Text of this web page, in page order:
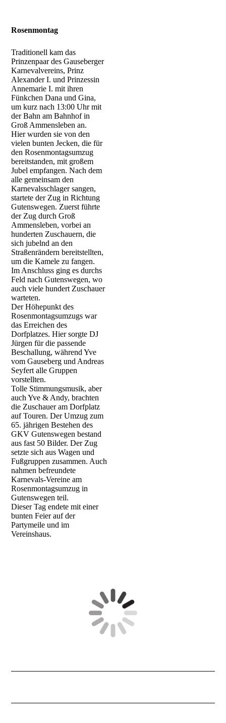
Rosenmontag
Traditionell kam das
Prinzenpaar des Gauseberger
Karnevalvereins, Prinz
Alexander I. und Prinzessin
Annemarie I. mit ihren
Fünkchen Dana und Gina,
um kurz nach 13:00 Uhr mit
der Bahn am Bahnhof in
Groß Ammensleben an.
Hier wurden sie von den
vielen bunten Jecken, die für
den Rosenmontagsumzug
bereitstanden, mit großem
Jubel empfangen. Nach dem
alle gemeinsam den
Karnevalsschlager sangen,
startete der Zug in Richtung
Gutenswegen. Zuerst führte
der Zug durch Groß
Ammensleben, vorbei an
hunderten Zuschauern, die
sich jubelnd an den
Straßenrändern bereitstellten,
um die Kamele zu fangen.
Im Anschluss ging es durchs
Feld nach Gutenswegen, wo
auch viele hundert Zuschauer
warteten.
Der Höhepunkt des
Rosenmontagsumzugs war
das Erreichen des
Dorfplatzes. Hier sorgte DJ
Jürgen für die passende
Beschallung, während Yve
vom Gauseberg und Andreas
Seyfert alle Gruppen
vorstellten.
Tolle Stimmungsmusik, aber
auch Yve & Andy, brachten
die Zuschauer am Dorfplatz
auf Touren. Der Umzug zum
65. jährigen Bestehen des
GKV Gutenswegen bestand
aus fast 50 Bilder. Der Zug
setzte sich aus Wagen und
Fußgruppen zusammen. Auch
nahmen befreundete
Karnevals-Vereine am
Rosenmontagsumzug in
Gutenswegen teil.
Dieser Tag endete mit einer
bunten Feier auf der
Partymeile und im
Vereinshaus.